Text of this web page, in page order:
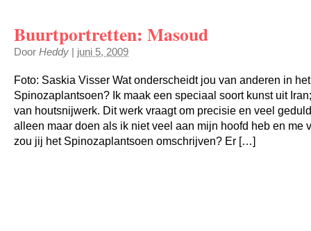
Buurtportretten: Masoud
Door Heddy juni 5, 2009
Foto: Saskia Visser Wat onderscheidt jou van anderen in het
Spinozaplantsoen? Ik maak een speciaal soort kunst uit
van houtsnijwerk. Dit werk vraagt om precisie en veel
alleen maar doen als ik niet veel aan mijn hoofd heb en me
zou jij het Spinozaplantsoen omschrijven? Er […]